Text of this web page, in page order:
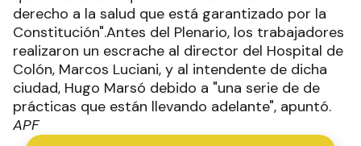
derecho a la salud que está garantizado por la
Constitución".Antes del Plenario, los trabajadores
realizaron un escrache al director del Hospital de
Colón, Marcos Luciani, y al intendente de dicha
ciudad, Hugo Marsó debido a "una serie de de
prácticas que están llevando adelante", apuntó.
APF